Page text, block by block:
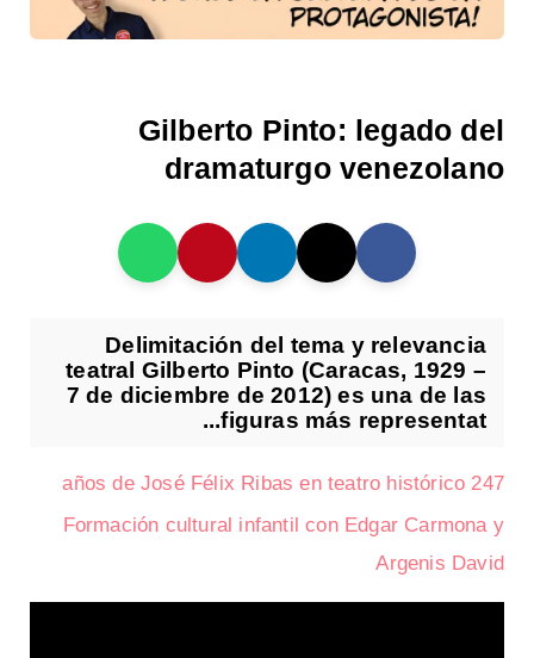
Gilberto Pinto: legado del
dramaturgo venezolano
Delimitación del tema y relevancia
teatral Gilberto Pinto (Caracas, 1929 –
7 de diciembre de 2012) es una de las
figuras más representat...
247 años de José Félix Ribas en teatro histórico
Formación cultural infantil con Edgar Carmona y
Argenis David